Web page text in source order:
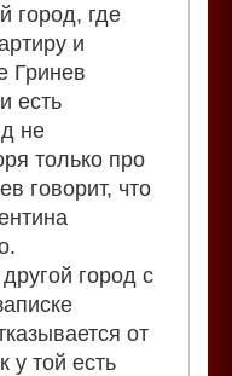
город, где
и
Гринев
есть
не
только про
говорит, что
город с
от
у той есть